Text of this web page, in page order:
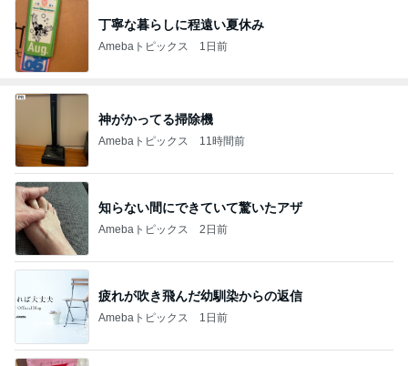
丁寧な暮らしに程遠い夏休み
Amebaトピックス 1日前
神がかってる掃除機
Amebaトピックス 11時間前
知らない間にできていて驚いたアザ
Amebaトピックス 2日前
疲れが吹き飛んだ幼馴染からの返信
Amebaトピックス 1日前